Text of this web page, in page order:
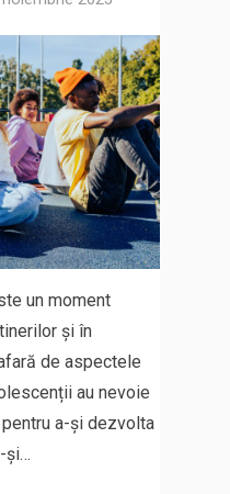
un moment
și în
de aspectele
au nevoie
a-și dezvolta
și…